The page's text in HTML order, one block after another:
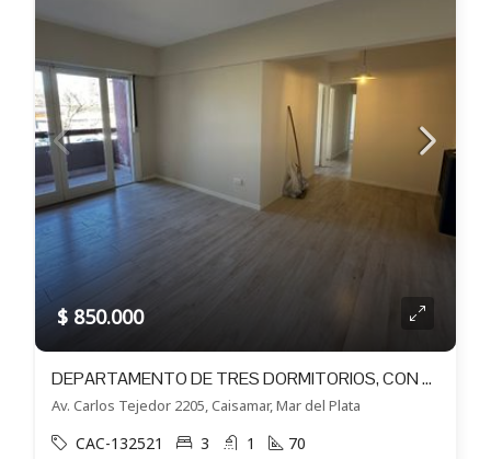
$ 850.000
DEPARTAMENTO DE TRES DORMITORIOS, CON COCHERA, RECICLADO EN ALQUILER
Av. Carlos Tejedor 2205, Caisamar, Mar del Plata
CAC-132521 3 1 70